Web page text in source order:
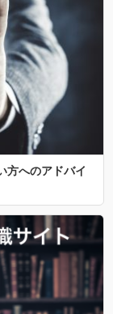
方へのアドバイ